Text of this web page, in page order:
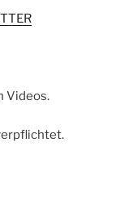
Videos.